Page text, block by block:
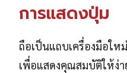
การแสดงปุ่ม
ถือเป็นแถบเครื่องมือให
เพื่อแสดงคุณสมบัติให้ง่